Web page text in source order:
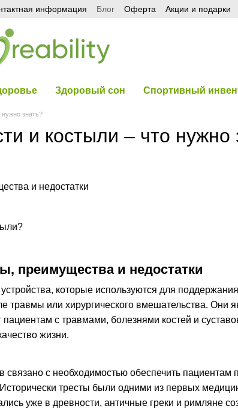
информация Блог Оферта Акции и подарки
Здоровый сон Спортивный
знать?
и костыли – что нужно
и недостатки
преимущества и недостатки
которые используются для
травмы или хирургического вмешательства. Они
с травмами, болезнями костей и
жизни.
связано с необходимостью обеспечить
тресты были одними из первых
уже в древности, античные греки и римляне